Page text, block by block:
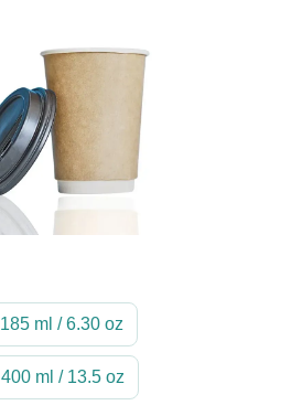
185 ml / 6.30 oz
400 ml / 13.5 oz